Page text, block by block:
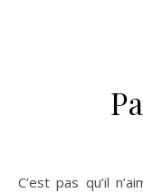
C’est pas qu’il n’aimait pas l’école C’est plutôt qu’il avait